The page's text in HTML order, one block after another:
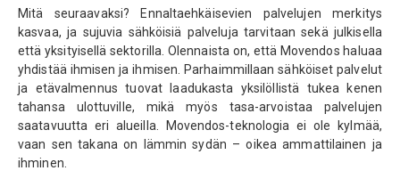
Mitä seuraavaksi? Ennaltaehkäisevien palvelujen merkitys
kasvaa, ja sujuvia sähköisiä palveluja tarvitaan sekä julkisella
että yksityisellä sektorilla. Olennaista on, että Movendos haluaa
yhdistää ihmisen ja ihmisen. Parhaimmillaan sähköiset palvelut
ja etävalmennus tuovat laadukasta yksilöllistä tukea kenen
tahansa ulottuville, mikä myös tasa-arvoistaa palvelujen
saatavuutta eri alueilla. Movendos-teknologia ei ole kylmää,
vaan sen takana on lämmin sydän – oikea ammattilainen ja
ihminen.